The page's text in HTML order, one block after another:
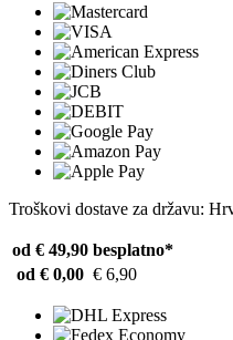
Troškovi dostave za državu:
od € 49,90 besplatno*
od € 0,00 € 6,90